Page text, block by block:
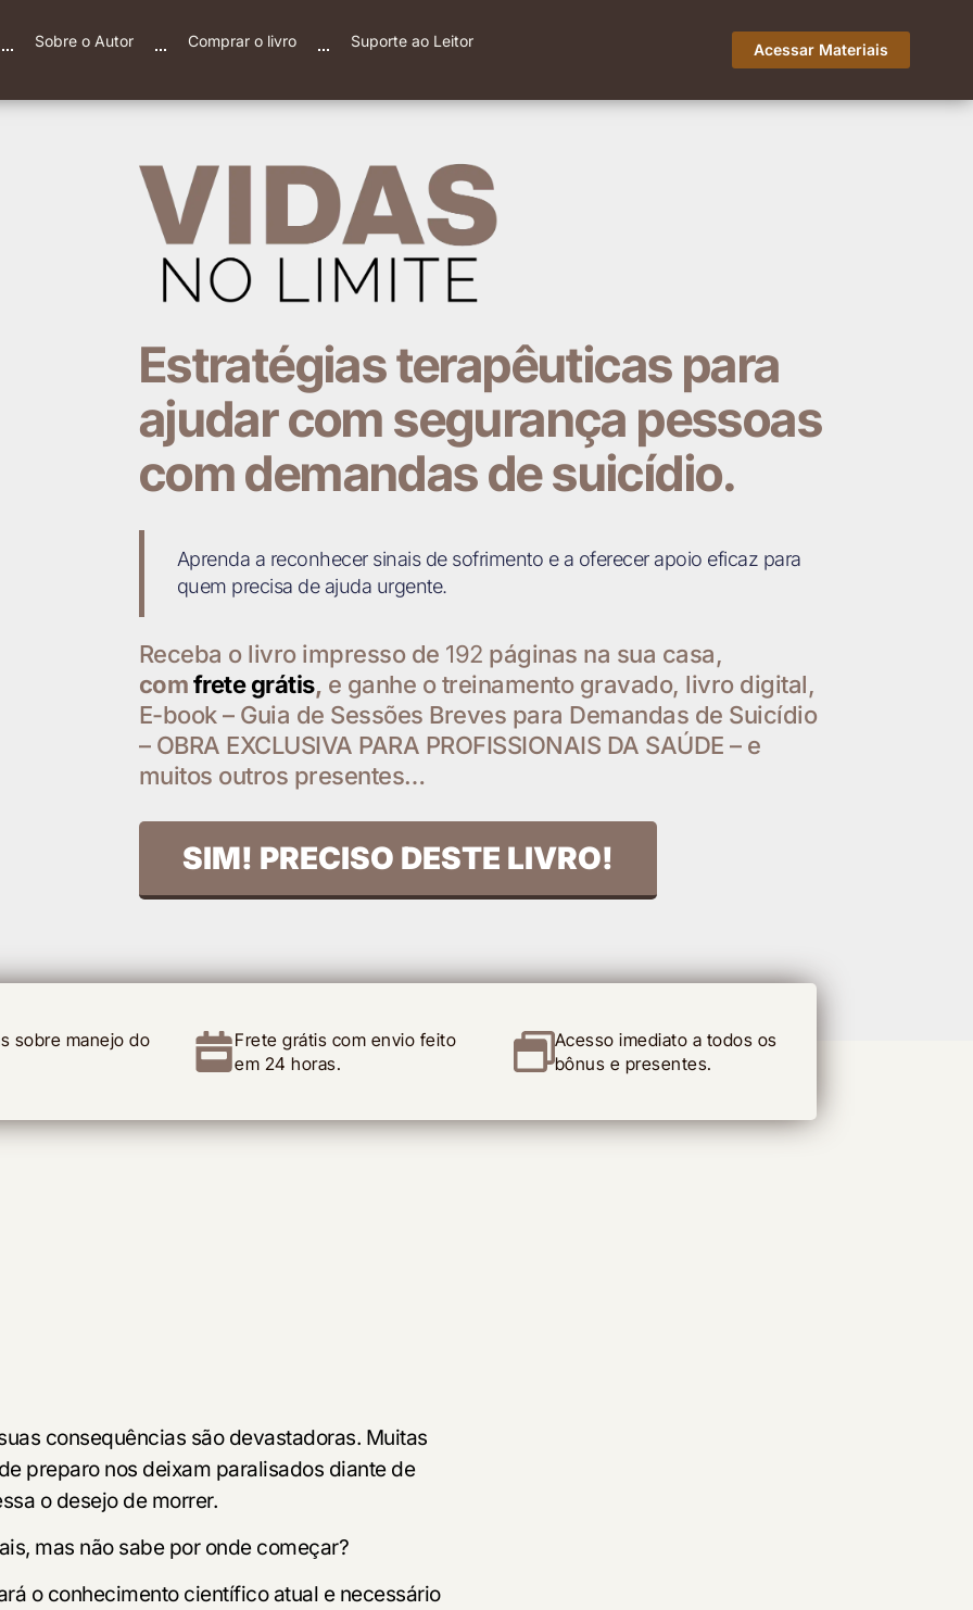
Sobre o Autor Comprar o livro Suporte ao Leitor Acessar Materiais
Estratégias terapêuticas para
ajudar com segurança pessoas
com demandas de suicídio.
Aprenda a reconhecer sinais de sofrimento e a oferecer apoio eficaz para
quem precisa de ajuda urgente.
Receba o livro impresso de 192 páginas na sua casa,
comfrete grátis, e ganhe o treinamento gravado, livro digital,
E-book – Guia de Sessões Breves para Demandas de Suicídio
– OBRA EXCLUSIVA PARA PROFISSIONAIS DA SAÚDE – e
muitos outros presentes…
SIM! PRECISO DESTE LIVRO!
sobre manejo do
Frete grátis com envio feito
em 24 horas.
Acesso imediato a todos os
bônus e presentes.
consequências são devastadoras. Muitas
preparo nos deixam paralisados diante de
o desejo de morrer.
mas não sabe por onde começar?
o conhecimento científico atual e necessário